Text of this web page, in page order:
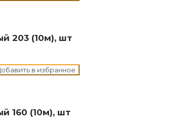
203 (10м), шт
в избранное
160 (10м), шт